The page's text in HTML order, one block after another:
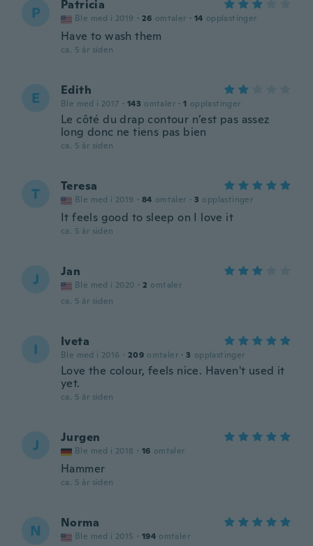
P Patricia
Ble med i 2019 · 26 omtaler · 14 opplastinger
Have to wash them
ca. 5 år siden
E Edith
Ble med i 2017 · 143 omtaler · 1 opplastinger
Le côté du drap contour n’est pas assez
long donc ne tiens pas bien
ca. 5 år siden
T Teresa
Ble med i 2019 · 84 omtaler · 3 opplastinger
It feels good to sleep on I love it
ca. 5 år siden
J Jan
Ble med i 2020 · 2 omtaler
ca. 5 år siden
I Iveta
Ble med i 2016 · 209 omtaler · 3 opplastinger
Love the colour, feels nice. Haven't used it
yet.
ca. 5 år siden
J Jurgen
Ble med i 2018 · 16 omtaler
Hammer
ca. 5 år siden
N Norma
Ble med i 2015 · 194 omtaler